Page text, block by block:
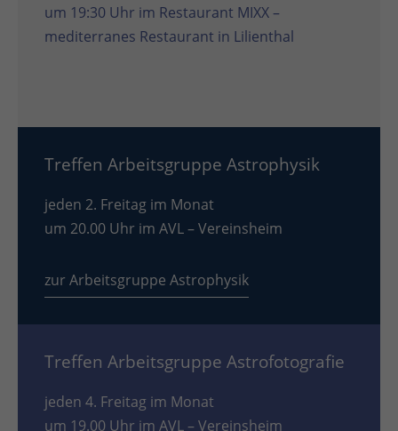
um 19:30 Uhr im Restaurant MIXX –
mediterranes Restaurant in Lilienthal
Treffen Arbeitsgruppe Astrophysik
jeden 2. Freitag im Monat
um 20.00 Uhr im AVL – Vereinsheim
zur Arbeitsgruppe Astrophysik
Treffen Arbeitsgruppe Astrofotografie
jeden 4. Freitag im Monat
um 19.00 Uhr im AVL – Vereinsheim